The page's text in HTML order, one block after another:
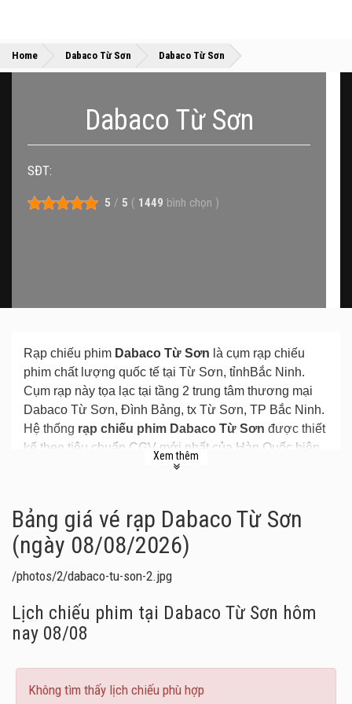
Home »
Dabaco Từ Sơn »
Dabaco Từ Sơn
Dabaco Từ Sơn
SĐT:
5 / 5 ( 1449 bình chọn )
Rạp chiếu phim Dabaco Từ Sơn là cụm rạp chiếu
phim chất lượng quốc tế tại Từ Sơn, tỉnhBắc Ninh.
Cụm rạp này tọa lạc tại tầng 2 trung tâm thương mại
Dabaco Từ Sơn, Đình Bảng, tx Từ Sơn, TP Bắc Ninh.
Hệ thống rạp chiếu phim Dabaco Từ Sơn được thiết
kế theo tiêu chuẩn CGV mới nhất của Hàn Quốc hiện
nay với sức chứa cùng lúc trên 500 chỗ ngồi, được
khung giờ trình chiếu..
Xem thêm
Bảng giá vé rạp Dabaco Từ Sơn
(ngày 08/08/2026)
/photos/2/dabaco-tu-son-2.jpg
Lịch chiếu phim tại Dabaco Từ Sơn hôm
nay 08/08
Không tìm thấy lịch chiếu phù hợp